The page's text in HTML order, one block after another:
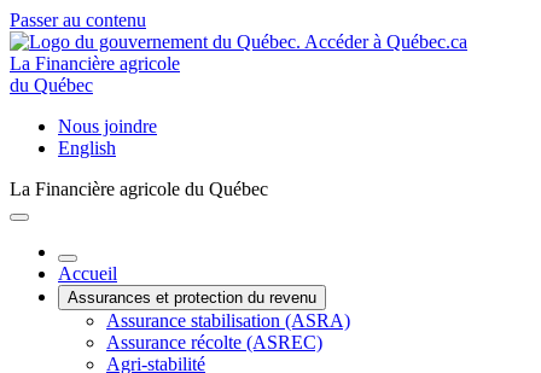
Passer au contenu
La Financière agricole
du Québec
Nous joindre
English
La Financière agricole du Québec
Accueil
Assurances et protection du revenu
Assurance stabilisation (ASRA)
Assurance récolte (ASREC)
Agri-stabilité